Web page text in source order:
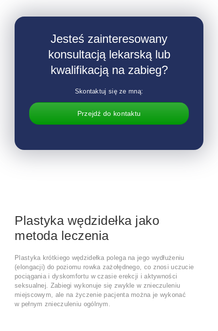
Jesteś zainteresowany
konsultacją lekarską lub
kwalifikacją na zabieg?
Skontaktuj się ze mną:
Przejdź do kontaktu
Plastyka wędzidełka jako
metoda leczenia
Plastyka krótkiego wędzidełka polega na jego wydłużeniu
(elongacji) do poziomu rowka zażołędnego, co znosi uczucie
pociągania i dyskomfortu w czasie erekcji i aktywności
seksualnej. Zabiegi wykonuje się zwykle w znieczuleniu
miejscowym, ale na życzenie pacjenta można je wykonać
w pełnym znieczuleniu ogólnym.